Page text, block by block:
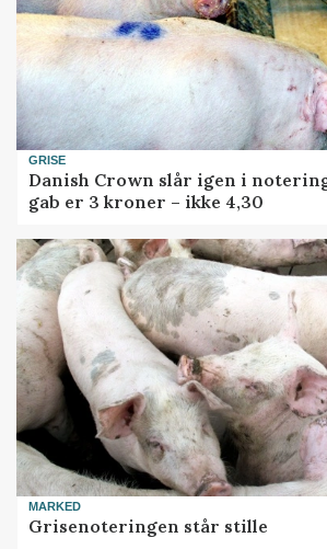
GRISE
Danish Crown slår igen i
gab er 3 kroner – ikke 4,30
MARKED
Grisenoteringen står stille